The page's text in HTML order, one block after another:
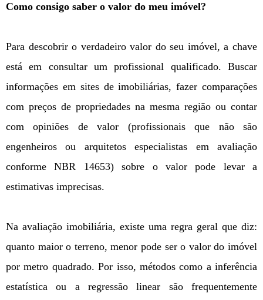
Como consigo saber o valor do meu imóvel?
Para descobrir o verdadeiro valor do seu imóvel, a chave
está em consultar um profissional qualificado. Buscar
informações em sites de imobiliárias, fazer comparações
com preços de propriedades na mesma região ou contar
com opiniões de valor (profissionais que não são
engenheiros ou arquitetos especialistas em avaliação
conforme NBR 14653) sobre o valor pode levar a
estimativas imprecisas.
Na avaliação imobiliária, existe uma regra geral que diz:
quanto maior o terreno, menor pode ser o valor do imóvel
por metro quadrado. Por isso, métodos como a inferência
estatística ou a regressão linear são frequentemente